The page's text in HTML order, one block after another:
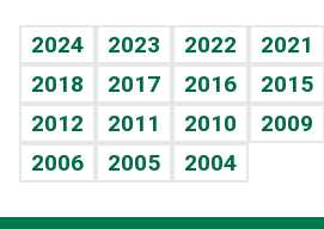
Vida y familia
Eñe
Celebrando la vida
Sin complejos
En pocas palabras
TBT Deportivo
Guía del dinero
Horóscopos
Crucigramas
2024 2023 2022 2021
2018
2017 2016 2015
2012
2011 2010 2009
2006
2005 2004